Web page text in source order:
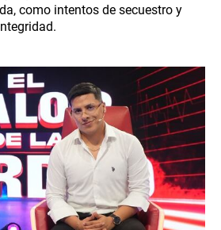
como intentos de secuestro y